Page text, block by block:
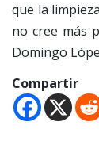
que la
no cree más
Domingo
Compartir